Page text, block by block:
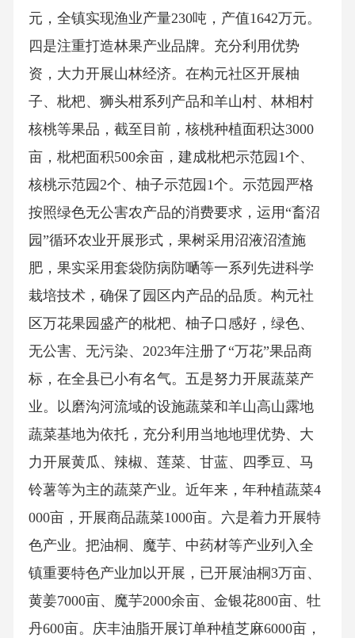
元，全镇实现渔业产量230吨，产值1642万元。
四是注重打造林果产业品牌。充分利用优势
资，大力开展山林经济。在构元社区开展柚
子、枇杷、狮头柑系列产品和羊山村、林相村
核桃等果品，截至目前，核桃种植面积达3000
亩，枇杷面积500余亩，建成枇杷示范园1个、
核桃示范园2个、柚子示范园1个。示范园严格
按照绿色无公害农产品的消费要求，运用“畜沼
园”循环农业开展形式，果树采用沼液沼渣施
肥，果实采用套袋防病防嗮等一系列先进科学
栽培技术，确保了园区内产品的品质。构元社
区万花果园盛产的枇杷、柚子口感好，绿色、
无公害、无污染、2023年注册了“万花”果品商
标，在全县已小有名气。五是努力开展蔬菜产
业。以磨沟河流域的设施蔬菜和羊山高山露地
蔬菜基地为依托，充分利用当地地理优势、大
力开展黄瓜、辣椒、莲菜、甘蓝、四季豆、马
铃薯等为主的蔬菜产业。近年来，年种植蔬菜4
000亩，开展商品蔬菜1000亩。六是着力开展特
色产业。把油桐、魔芋、中药材等产业列入全
镇重要特色产业加以开展，已开展油桐3万亩、
黄姜7000亩、魔芋2000余亩、金银花800亩、牡
丹600亩。庆丰油脂开展订单种植芝麻6000亩，